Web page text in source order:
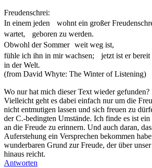
Freudenschrei:
In einem jeden wohnt ein großer
wartet, geboren zu werden.
Obwohl der Sommer weit weg ist,
fühle ich ihn in mir wachsen; jetzt ist er
in der Welt.
(from David Whyte: The Winter of Listening)
Wo nur hat mich dieser Text wieder
Vielleicht geht es dabei einfach nur um die
nicht entmutigen lassen und sich freuen zu
der C.-bedingten Umstände. Ich finde es ist
an die Freude zu erinnern. Und auch daran,
Auferstehung ein Versprechen bekommen
wunderbaren Grund zur Freude, der über
hinaus reicht.
Antworten